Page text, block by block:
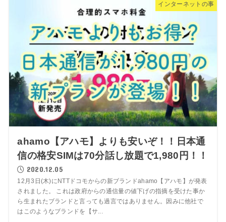
インターネットの事
ahamo【アハモ】よりも安いぞ！！日本通
信の格安SIMは70分話し放題で1,980円！！
2020.12.05
12月3日(木)にNTTドコモからの新ブランドahamo【アハモ】が発表
されました。 これは政府からの通信量の値下げの指摘を受けた事か
ら生まれたブランドと言っても過言ではありません。因みに他社で
はこのようなブランドを【サ...